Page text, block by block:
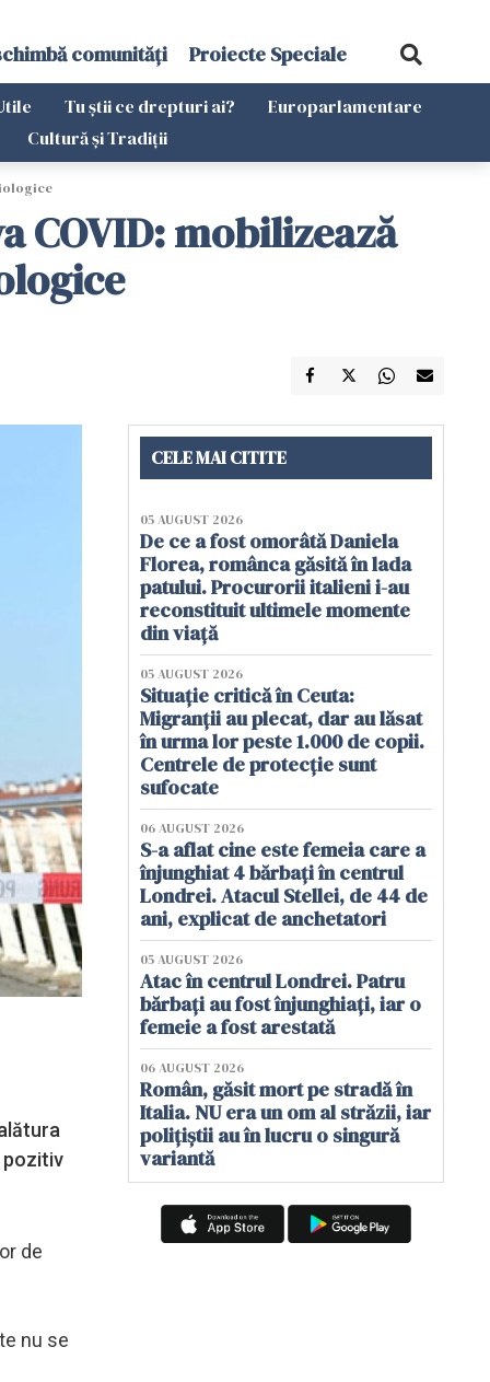
comunități Proiecte Speciale
Tu știi ce drepturi ai?
Europarlamentare
Cultură și Tradiții
COVID: mobilizează
pozitiv
de
nu se
CELE MAI CITITE
05 AUGUST 2026
De ce a fost omorâtă Daniela
Florea, românca găsită în lada
patului. Procurorii italieni i-au
reconstituit ultimele momente
din viață
05 AUGUST 2026
Situație critică în Ceuta:
Migranții au plecat, dar au lăsat
în urma lor peste 1.000 de copii.
Centrele de protecție sunt
sufocate
06 AUGUST 2026
S-a aflat cine este femeia care a
înjunghiat 4 bărbați în centrul
Londrei. Atacul Stellei, de 44 de
ani, explicat de anchetatori
05 AUGUST 2026
Atac în centrul Londrei. Patru
bărbați au fost înjunghiați, iar o
femeie a fost arestată
06 AUGUST 2026
Român, găsit mort pe stradă în
Italia. NU era un om al străzii, iar
polițiștii au în lucru o singură
variantă